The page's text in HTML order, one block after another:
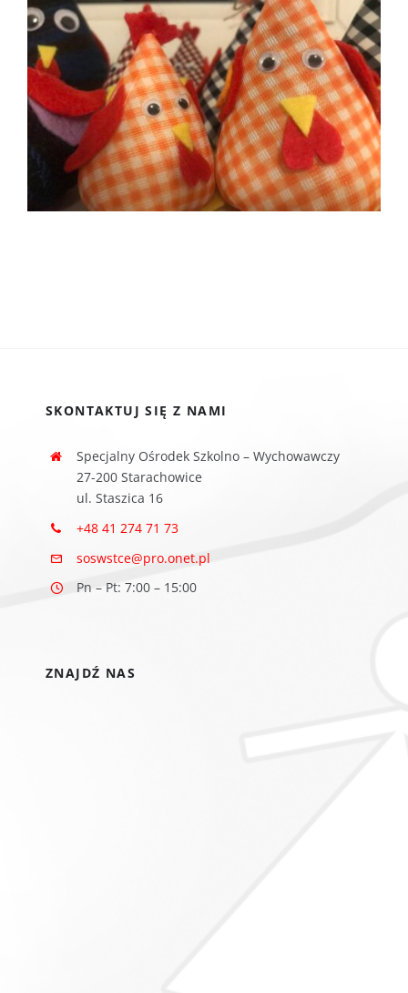
SKONTAKTUJ SIĘ Z NAMI
Specjalny Ośrodek Szkolno – Wychowawczy
27-200 Starachowice
ul. Staszica 16
+48 41 274 71 73
soswstce@pro.onet.pl
Pn – Pt: 7:00 – 15:00
ZNAJDŹ NAS